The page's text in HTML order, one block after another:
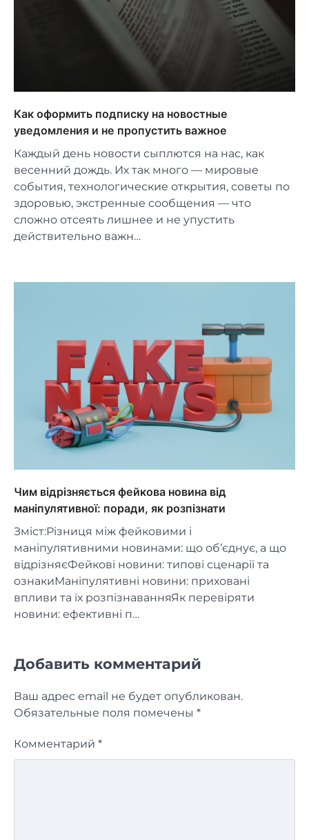
Как оформить подписку на новостные
уведомления и не пропустить важное
Каждый день новости сыплются на нас, как
весенний дождь. Их так много — мировые
события, технологические открытия, советы по
здоровью, экстренные сообщения — что
сложно отсеять лишнее и не упустить
действительно важн…
Чим відрізняється фейкова новина від
маніпулятивної: поради, як розпізнати
Зміст:Різниця між фейковими і
маніпулятивними новинами: що об’єднує, а що
відрізняєФейкові новини: типові сценарії та
ознакиМаніпулятивні новини: приховані
впливи та їх розпізнаванняЯк перевіряти
новини: ефективні п…
Добавить комментарий
Ваш адрес email не будет опубликован.
Обязательные поля помечены *
Комментарий *